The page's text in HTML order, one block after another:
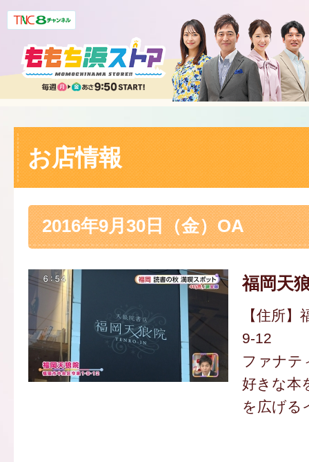
お店情報
2016年9月30日（金）OA
福岡天
【住所
9-12
ファナテ
好きな本
を広げる